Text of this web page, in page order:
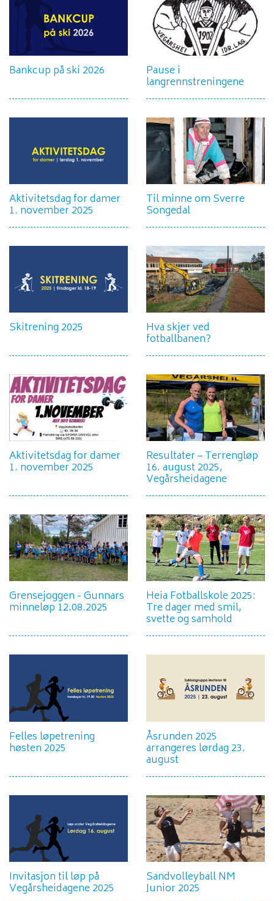
Bankcup på ski 2026 Pause i
langrennstreningene
Aktivitetsdag for damer
1. november 2025
Til minne om Sverre
Songedal
Skitrening 2025 Hva skjer ved
fotballbanen?
Aktivitetsdag for damer
1. november 2025
Resultater – Terrengløp
16. august 2025,
Vegårsheidagene
Grensejoggen - Gunnars
minneløp 12.08.2025
Heia Fotballskole 2025:
Tre dager med smil,
svette og samhold
Felles løpetrening
høsten 2025
Åsrunden 2025
arrangeres lørdag 23.
august
Invitasjon til løp på
Vegårsheidagene 2025
Sandvolleyball NM
Junior 2025